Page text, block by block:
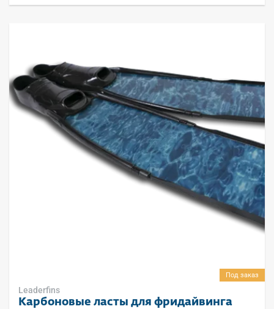
Под заказ
Leaderfins
Карбоновые ласты для фридайвинга